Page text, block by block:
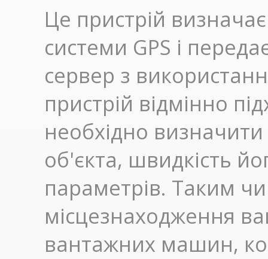
Це пристрій
системи GPS і
сервер з
пристрій відмінно
необхідно
об'єкта, швидкість
параметрів. Таким
місцезнаходження
вантажних машин,